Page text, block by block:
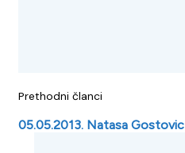
Prethodni članci
05.05.2013. Natasa Gostovic